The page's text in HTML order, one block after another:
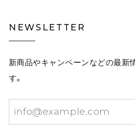
NEWSLETTER
新商品やキャンペーンなどの最新
す。